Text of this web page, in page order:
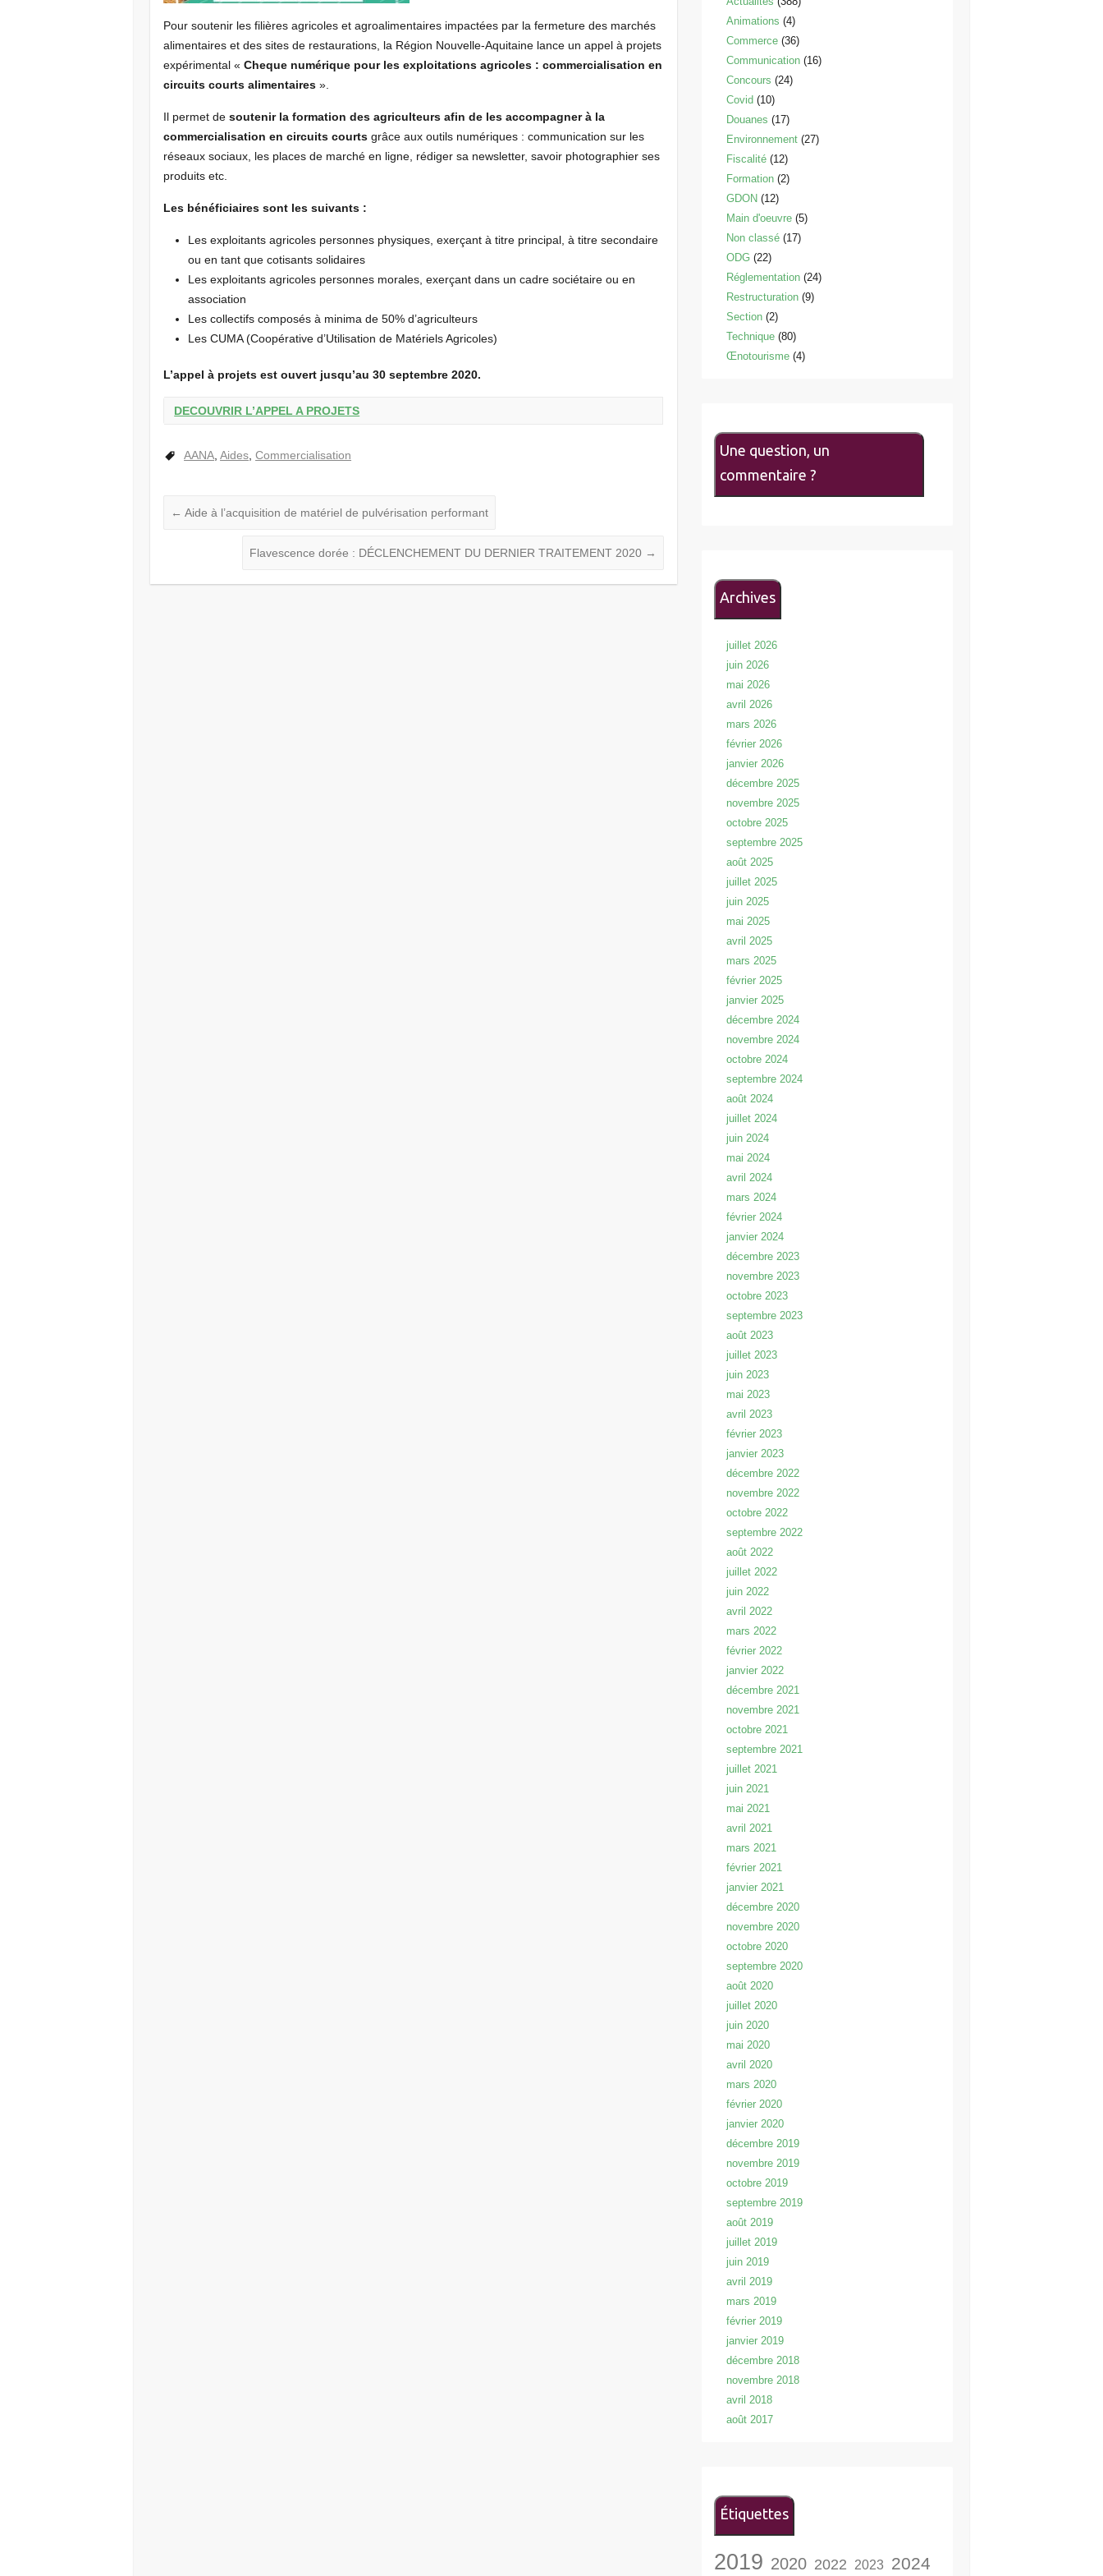
Pour soutenir les filières agricoles et agroalimentaires impactées par la fermeture des marchés
alimentaires et des sites de restaurations, la Région Nouvelle-Aquitaine lance un appel à projets
expérimental «Cheque numérique pour les exploitations agricoles : commercialisation en
circuits courts alimentaires ».
Il permet desoutenir la formation des agriculteurs afin de les accompagner à la
commercialisation en circuits courts grâce aux outils numériques : communication sur les
réseaux sociaux, les places de marché en ligne, rédiger sa newsletter, savoir photographier ses
produits etc.
Les bénéficiaires sont les suivants :
Les exploitants agricoles personnes physiques, exerçant à titre principal, à titre secondaire
ou en tant que cotisants solidaires
Les exploitants agricoles personnes morales, exerçant dans un cadre sociétaire ou en
association
Les collectifs composés à minima de 50% d’agriculteurs
Les CUMA (Coopérative d’Utilisation de Matériels Agricoles)
L’appel à projets est ouvert jusqu’au 30 septembre 2020.
DECOUVRIR L’APPEL A PROJETS
AANA ,Aides ,Commercialisation
← Aide à l’acquisition de matériel de pulvérisation performant
Flavescence dorée : DÉCLENCHEMENT DU DERNIER TRAITEMENT 2020 →
Animations (4)
Commerce(36)
Communication(16)
Concours (24)
Covid (10)
Douanes (17)
Environnement(27)
Fiscalité(12)
Formation(2)
GDON (12)
Main d'oeuvre(5)
Non classé(17)
ODG(22)
Réglementation(24)
Restructuration(9)
Section(2)
Technique(80)
Œnotourisme(4)
Une question, un
commentaire ?
Archives
juillet 2026
juin 2026
mai 2026
avril 2026
mars 2026
février 2026
janvier 2026
décembre 2025
novembre 2025
octobre 2025
septembre 2025
août 2025
juillet 2025
juin 2025
mai 2025
avril 2025
mars 2025
février 2025
janvier 2025
décembre 2024
novembre 2024
octobre 2024
septembre 2024
août 2024
juillet 2024
juin 2024
mai 2024
avril 2024
mars 2024
février 2024
janvier 2024
décembre 2023
novembre 2023
octobre 2023
septembre 2023
août 2023
juillet 2023
juin 2023
mai 2023
avril 2023
février 2023
janvier 2023
décembre 2022
novembre 2022
octobre 2022
septembre 2022
août 2022
juillet 2022
juin 2022
avril 2022
mars 2022
février 2022
janvier 2022
décembre 2021
novembre 2021
octobre 2021
septembre 2021
juillet 2021
juin 2021
mai 2021
avril 2021
mars 2021
février 2021
janvier 2021
décembre 2020
novembre 2020
octobre 2020
septembre 2020
août 2020
juillet 2020
juin 2020
mai 2020
avril 2020
mars 2020
février 2020
janvier 2020
décembre 2019
novembre 2019
octobre 2019
septembre 2019
août 2019
juillet 2019
juin 2019
avril 2019
mars 2019
février 2019
janvier 2019
décembre 2018
novembre 2018
avril 2018
août 2017
Étiquettes
2019 2020 2022 2023
2024